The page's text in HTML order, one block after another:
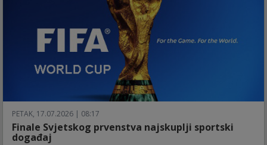
PETAK, 17.07.2026 | 08:17
Finale Svjetskog prvenstva najskuplji sportski
događaj